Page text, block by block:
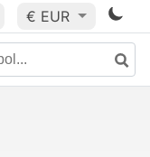
€ EUR